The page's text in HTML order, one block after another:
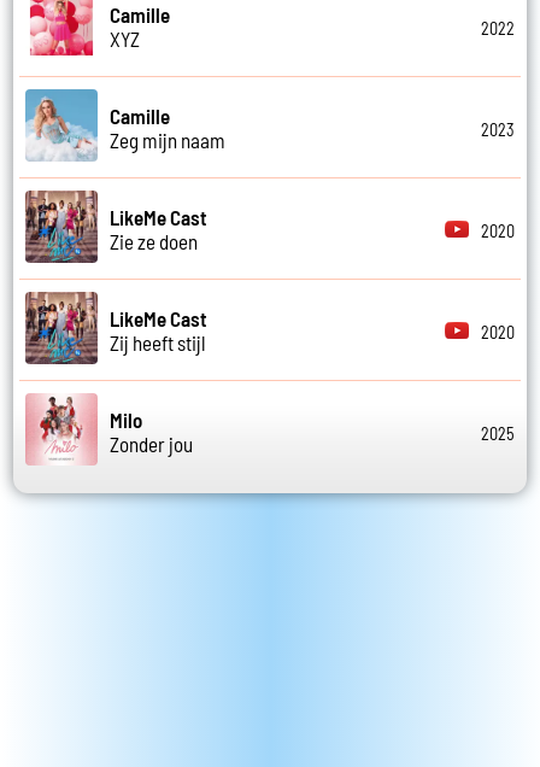
Camille
XYZ
2022
Camille
Zeg mijn naam
2023
LikeMe Cast
Zie ze doen
2020
LikeMe Cast
Zij heeft stijl
2020
Milo
Zonder jou
2025